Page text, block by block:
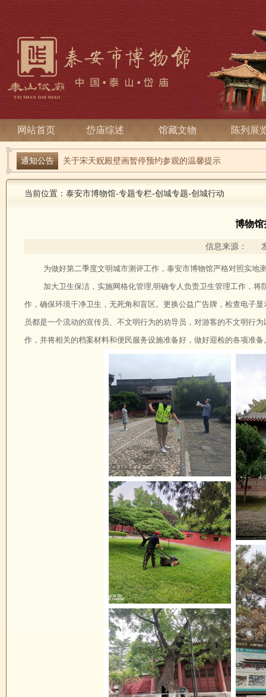
网站首页 岱庙综述 馆藏文物 陈列展
通知公告
端午寻古趣 雅俗话安康| 岱庙2026端午节系列活动
关于宋天贶殿壁画暂停预约参观的温馨提示
当前位置： 泰安市博物馆-专题专栏-创城专题-创城行动
博物馆
信息来源：
为做好第二季度文明城市测评工作，泰安市博物馆严格对照实地
加大卫生保洁，实施网格化管理,明确专人负责卫生管理工作，
作，确保环境干净卫生，无死角和盲区。更换公益广告牌，检查电子
员都是一个流动的宣传员、不文明行为的劝导员，对游客的不文明行
作，并将相关的档案材料和便民服务设施准备好，做好迎检的各项准备